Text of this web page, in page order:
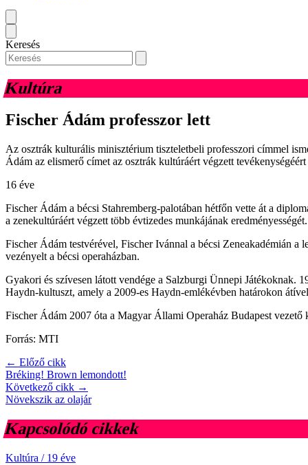
Keresés
Kultúra
Fischer Ádám professzor lett
Az osztrák kulturális minisztérium tiszteletbeli professzori címmel
Ádám az elismerő címet az osztrák kultúráért végzett tevékenységéért
16 éve
Fischer Ádám a bécsi Stahremberg-palotában hétfőn vette át a
a zenekultúráért végzett több évtizedes munkájának eredményességét.
Fischer Ádám testvérével, Fischer Ivánnal a bécsi Zeneakadémián
vezényelt a bécsi operaházban.
Gyakori és szívesen látott vendége a Salzburgi Ünnepi Játékoknak.
Haydn-kultuszt, amely a 2009-es Haydn-emlékévben határokon
Fischer Ádám 2007 óta a Magyar Állami Operaház Budapest vezető
Forrás: MTI
← Előző cikk
Bréking! Brown lemondott!
Következő cikk →
Növekszik az olajár
Kapcsolódó cikkek
Kultúra / 19 éve